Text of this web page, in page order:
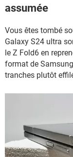
assumée
Vous êtes tombé
Galaxy S24 ultra
le Z Fold6 en
format de
tranches plutôt